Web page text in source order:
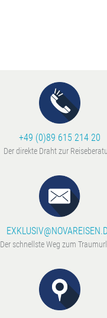
+49 (0)89 615 214 20
Der direkte Draht zur
Der schnellste Weg zum